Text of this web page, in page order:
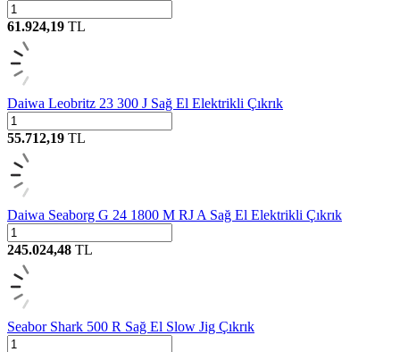
61.924,19 TL
Daiwa Leobritz 23 300 J Sağ El Elektrikli Çıkrık
55.712,19 TL
Daiwa Seaborg G 24 1800 M RJ A Sağ El Elektrikli Çıkrık
245.024,48 TL
Seabor Shark 500 R Sağ El Slow Jig Çıkrık